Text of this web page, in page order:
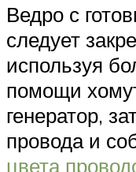
Ведро с
следует
используя
помощи
генератор,
провода и
цвета